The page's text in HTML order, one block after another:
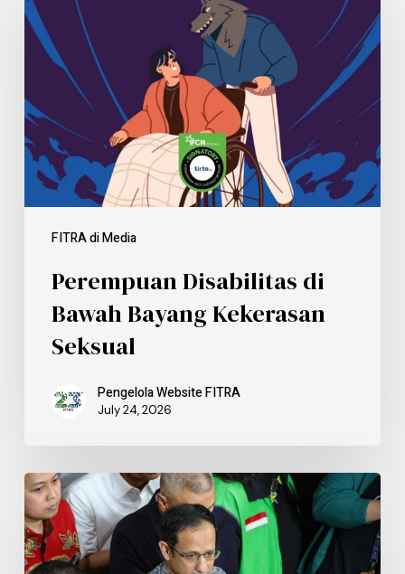
FITRA di Media
Perempuan Disabilitas di
Bawah Bayang Kekerasan
Seksual
Pengelola Website FITRA
July 24, 2026